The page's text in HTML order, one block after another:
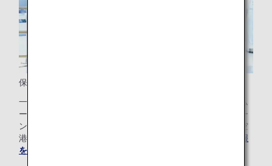
保安検査優先レーン
一部の空港では、ファーストクラスをご利用のお客様にスム
ーズに保安検査を受けていただけるよう、保安検査優先レー
ンをご用意しております。対象の空港につきましては出発空
港の空港ガイドをご覧ください。
空港ガイドと就航都市情報
を確認する